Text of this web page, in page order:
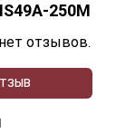
250M
отзывов.